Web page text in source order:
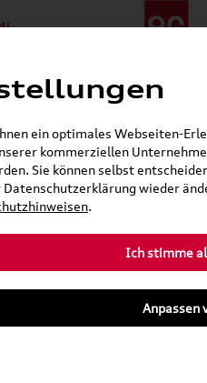
72 87
Sa. 09:00 - 13:00 Uhr
Sa. 08:00 - 13:00 Uhr
ein optimales Webseiten-
kommerziellen
Sie können selbst
wieder
.
Ich stimme
Anpassen